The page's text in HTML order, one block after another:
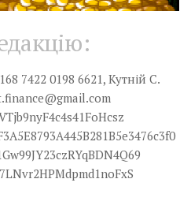
7422 0198 6621, Кутній С.